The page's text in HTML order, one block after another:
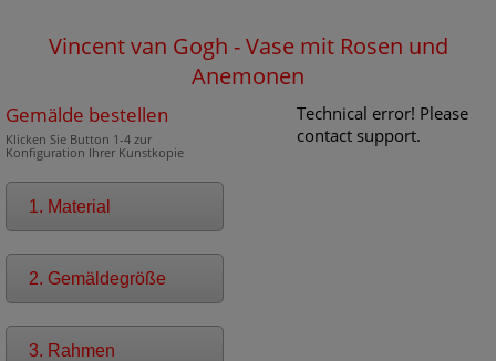
Vincent van Gogh - Vase mit Rosen und
Anemonen
Gemälde bestellen
Klicken Sie Button 1-4 zur
Konfiguration Ihrer Kunstkopie
1. Material
2. Gemäldegröße
3. Rahmen
Technical error! Please
contact support.